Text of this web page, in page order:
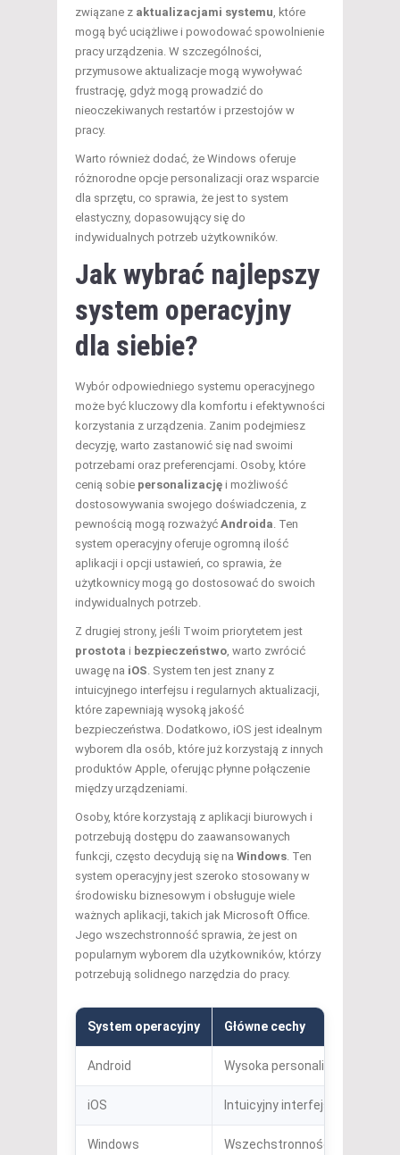
związane z aktualizacjami systemu , które
mogą być uciążliwe i powodować spowolnienie
pracy urządzenia. W szczególności,
przymusowe aktualizacje mogą wywoływać
frustrację, gdyż mogą prowadzić do
nieoczekiwanych restartów i przestojów w
pracy.
Warto również dodać, że Windows oferuje
różnorodne opcje personalizacji oraz wsparcie
dla sprzętu, co sprawia, że jest to system
elastyczny, dopasowujący się do
indywidualnych potrzeb użytkowników.
Jak wybrać najlepszy
system operacyjny
dla siebie?
Wybór odpowiedniego systemu operacyjnego
może być kluczowy dla komfortu i efektywności
korzystania z urządzenia. Zanim podejmiesz
decyzję, warto zastanowić się nad swoimi
potrzebami oraz preferencjami. Osoby, które
cenią sobie personalizację i możliwość
dostosowywania swojego doświadczenia, z
pewnością mogą rozważyć Androida . Ten
system operacyjny oferuje ogromną ilość
aplikacji i opcji ustawień, co sprawia, że
użytkownicy mogą go dostosować do swoich
indywidualnych potrzeb.
Z drugiej strony, jeśli Twoim priorytetem jest
prostota i bezpieczeństwo , warto zwrócić
uwagę na iOS . System ten jest znany z
intuicyjnego interfejsu i regularnych aktualizacji,
które zapewniają wysoką jakość
bezpieczeństwa. Dodatkowo, iOS jest idealnym
wyborem dla osób, które już korzystają z innych
produktów Apple, oferując płynne połączenie
między urządzeniami.
Osoby, które korzystają z aplikacji biurowych i
potrzebują dostępu do zaawansowanych
funkcji, często decydują się na Windows . Ten
system operacyjny jest szeroko stosowany w
środowisku biznesowym i obsługuje wiele
ważnych aplikacji, takich jak Microsoft Office.
Jego wszechstronność sprawia, że jest on
popularnym wyborem dla użytkowników, którzy
potrzebują solidnego narzędzia do pracy.
System operacyjny Główne cechy
Android Wysoka personalizacja, duża
iOS Intuicyjny interfejs, wysoka
Windows Wszechstronność, obsługa